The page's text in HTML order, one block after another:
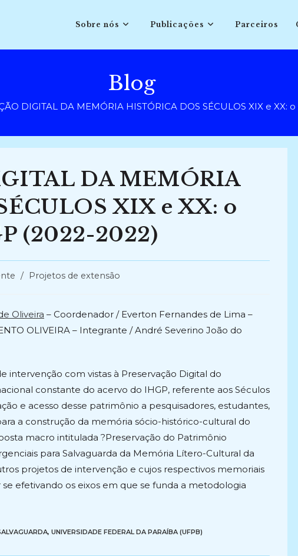
Sobre nós Publicações Parceiros
Blog
DIGITAL DA MEMÓRIA HISTÓRICA DOS SÉCULOS XIX e XX:
DA MEMÓRIA
XIX e XX: o
(2022-2022)
/ Projetos de extensão
Oliveira – Coordenador / Everton Fernandes de Lima –
OLIVEIRA – Integrante / André Severino João do
com vistas à Preservação Digital do
constante do acervo do IHGP, referente aos Séculos
e acesso desse patrimônio a pesquisadores, estudantes,
a construção da memória sócio-histórico-cultural do
macro intitulada ?Preservação do Patrimônio
para Salvaguarda da Memória Lítero-Cultural da
projetos de intervenção e cujos respectivos memoriais
efetivando os eixos em que se funda a metodologia
, UNIVERSIDADE FEDERAL DA PARAÍBA (UFPB)